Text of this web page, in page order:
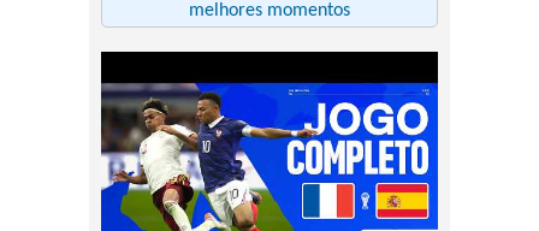
melhores momentos